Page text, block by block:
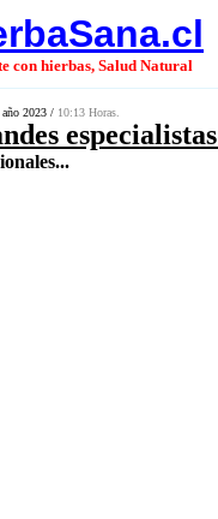
con hierbas, Salud Natural
2023 / 10:13 Horas.